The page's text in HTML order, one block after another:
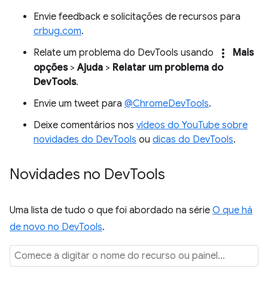
Envie feedback e solicitações de recursos para
crbug.com.
Relate um problema do DevTools usando
more_vert
Mais
opções>Ajuda > Relatar um problema do
DevTools.
Envie um tweet para @ChromeDevTools.
Deixe comentários nos vídeos do YouTube sobre
novidades do DevTools ou dicas do DevTools.
Novidades no DevTools
Uma lista de tudo o que foi abordado na série O que há
de novo no DevTools.